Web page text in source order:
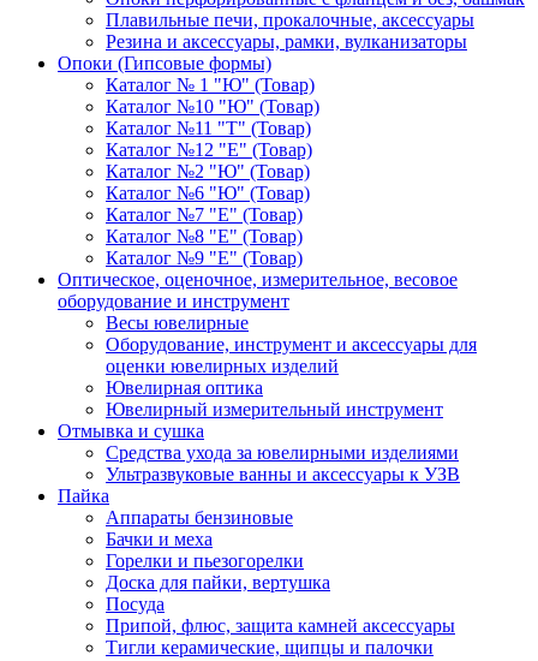
Плавильные печи, прокалочные, аксессуары
Резина и аксессуары, рамки, вулканизаторы
Опоки (Гипсовые формы)
Каталог № 1 "Ю" (Товар)
Каталог №10 "Ю" (Товар)
Каталог №11 "Т" (Товар)
Каталог №12 "Е" (Товар)
Каталог №2 "Ю" (Товар)
Каталог №6 "Ю" (Товар)
Каталог №7 "Е" (Товар)
Каталог №8 "Е" (Товар)
Каталог №9 "Е" (Товар)
Оптическое, оценочное, измерительное, весовое
оборудование и инструмент
Весы ювелирные
Оборудование, инструмент и аксессуары для
оценки ювелирных изделий
Ювелирная оптика
Ювелирный измерительный инструмент
Отмывка и сушка
Средства ухода за ювелирными изделиями
Ультразвуковые ванны и аксессуары к УЗВ
Пайка
Аппараты бензиновые
Бачки и меха
Горелки и пьезогорелки
Доска для пайки, вертушка
Посуда
Припой, флюс, защита камней аксессуары
Тигли керамические, щипцы и палочки